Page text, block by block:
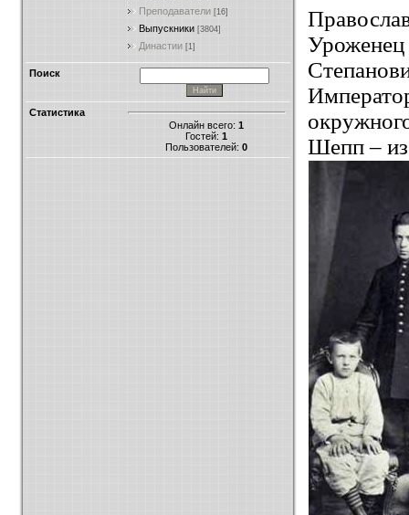
Преподаватели [16]
Выпускники [3804]
Династии [1]
Поиск
Статистика
Онлайн всего: 1
Гостей: 1
Пользователей: 0
Шепп – из